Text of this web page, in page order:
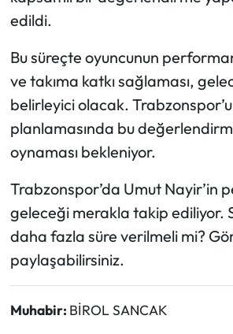
edildi.
Bu süreçte oyuncunun
ve takıma katkı sağlaması,
belirleyici olacak.
planlamasında bu
oynaması bekleniyor.
Trabzonspor’da Umut Nayir’in
geleceği merakla takip ediliyor.
daha fazla süre verilmeli mi?
paylaşabilirsiniz.
Muhabir: BİROL SANCAK